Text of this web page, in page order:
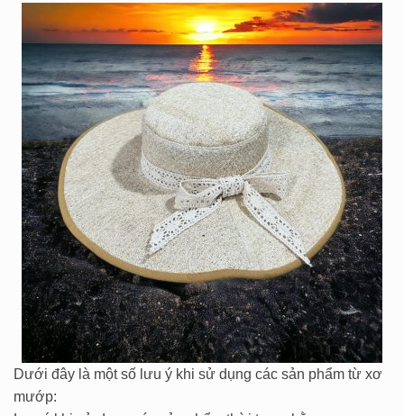
Dưới đây là một số lưu ý khi sử dụng các sản phẩm từ xơ
mướp: